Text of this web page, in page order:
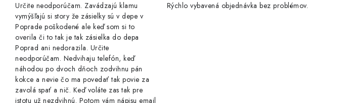
Určite neodporúčam. Zavádzajú klamu
vymýšľajú si story že zásielky sú v depe v
Poprade poškodené ale keď som si to
overila či to tak je tak zásielka do depa
Poprad ani nedorazila. Určite
neodporúčam. Nedvihaju telefón, keď
náhodou po dvoch dňoch zodvihnu pán
kokce a nevie čo ma povedať tak povie za
zavolá spať a nič. Keď voláte zas tak pre
istotu už nezdvihnú. Potom vám nápisu email
Rýchlo vybavená objednávka bez problémov.